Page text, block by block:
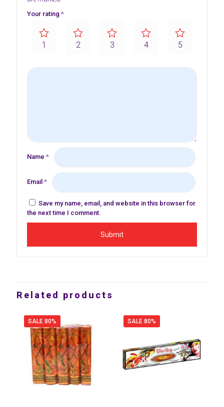
Your rating *
1 2 3 4 5
Name *
Email *
Save my name, email, and website in this browser for
the next time I comment.
Related products
SALE 80% SALE 80%